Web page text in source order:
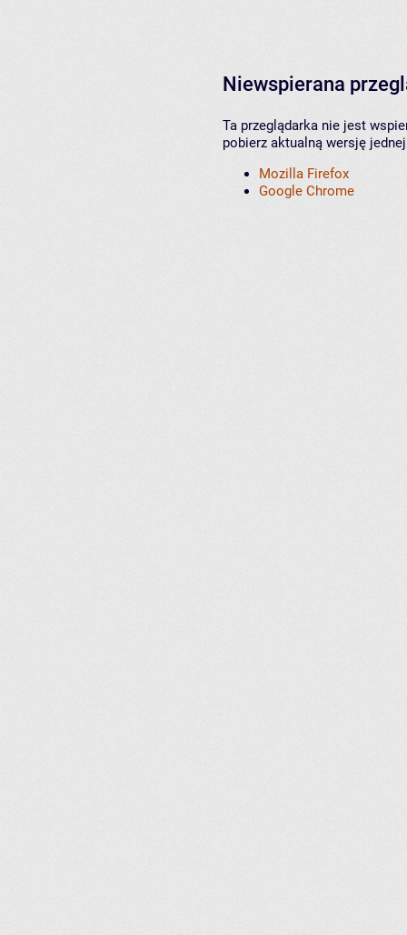
Niewspierana
Ta przeglądarka nie jest
pobierz aktualną wersję
Mozilla Firefox
Google Chrome